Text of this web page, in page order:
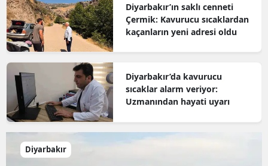
Diyarbakır’ın saklı cenneti
Çermik: Kavurucu sıcaklardan
kaçanların yeni adresi oldu
Diyarbakır’da kavurucu
sıcaklar alarm veriyor:
Uzmanından hayati uyarı
Diyarbakır